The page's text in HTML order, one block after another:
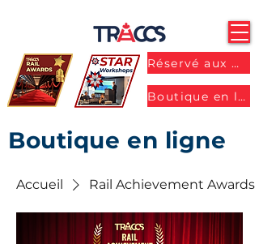
Réservé aux membres
Boutique en ligne
Boutique en ligne
Accueil Rail Achievement Awards